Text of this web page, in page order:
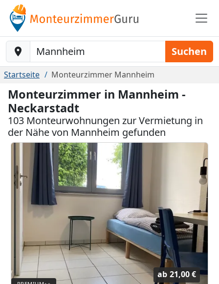
Baustelle-Location Suchen
Startseite Monteurzimmer Mannheim
Monteurzimmer in Mannheim -
Neckarstadt
103 Monteurwohnungen zur Vermietung in
der Nähe von Mannheim gefunden
ab 21,00 €